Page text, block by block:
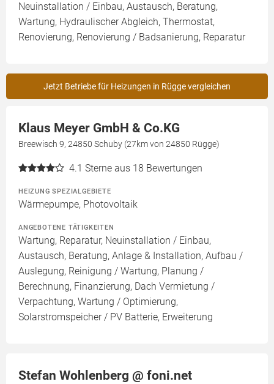
Neuinstallation / Einbau, Austausch, Beratung,
Wartung, Hydraulischer Abgleich, Thermostat,
Renovierung, Renovierung / Badsanierung, Reparatur
Jetzt Betriebe für Heizungen in Rügge vergleichen
Klaus Meyer GmbH & Co.KG
Breewisch 9, 24850 Schuby (27km von 24850 Rügge)
4.1 Sterne aus 18 Bewertungen
HEIZUNG SPEZIALGEBIETE
Wärmepumpe, Photovoltaik
ANGEBOTENE TÄTIGKEITEN
Wartung, Reparatur, Neuinstallation / Einbau,
Austausch, Beratung, Anlage & Installation, Aufbau /
Auslegung, Reinigung / Wartung, Planung /
Berechnung, Finanzierung, Dach Vermietung /
Verpachtung, Wartung / Optimierung,
Solarstromspeicher / PV Batterie, Erweiterung
Stefan Wohlenberg @ foni.net